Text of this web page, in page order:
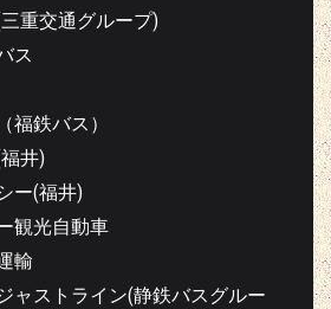
重交通グループ)
ス
福鉄バス）
井)
ー(福井)
観光自動車
輸
ャストライン(静鉄バスグルー